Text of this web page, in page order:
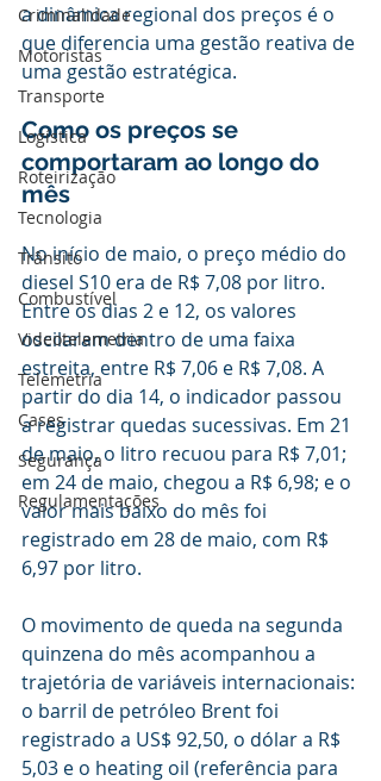
Criminalidade
Motoristas
Transporte
Logística
Roteirização
Tecnologia
Trânsito
Combustível
Videotelemetria
Telemetria
Cases
Segurança
Regulamentações
a dinâmica regional dos preços é o
que diferencia uma gestão reativa de
uma gestão estratégica.
Como os preços se
comportaram ao longo do
mês
No início de maio, o preço médio do
diesel S10 era de R$ 7,08 por litro.
Entre os dias 2 e 12, os valores
oscilaram dentro de uma faixa
estreita, entre R$ 7,06 e R$ 7,08. A
partir do dia 14, o indicador passou
a registrar quedas sucessivas. Em 21
de maio, o litro recuou para R$ 7,01;
em 24 de maio, chegou a R$ 6,98; e o
valor mais baixo do mês foi
registrado em 28 de maio, com R$
6,97 por litro.
O movimento de queda na segunda
quinzena do mês acompanhou a
trajetória de variáveis internacionais:
o barril de petróleo Brent foi
registrado a US$ 92,50, o dólar a R$
5,03 e o heating oil (referência para